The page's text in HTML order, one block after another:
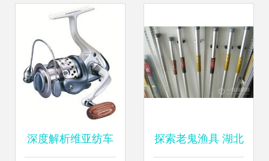
深度解析维亚纺车 探索老鬼渔具 湖北